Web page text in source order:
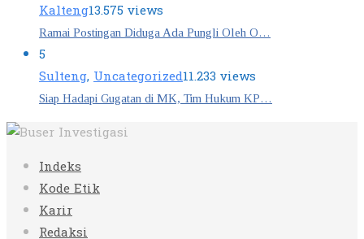
Kalteng13.575 views
Ramai Postingan Diduga Ada Pungli Oleh O…
5
Sulteng,Uncategorized11.233 views
Siap Hadapi Gugatan di MK, Tim Hukum KP…
Indeks
Kode Etik
Karir
Redaksi